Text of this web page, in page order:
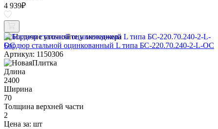
4 939₽
Наличие уточняйте у менеджера
Бордюр стальной оцинкованный L типа БС-220.70.240-2-L-ОС
Артикул: 1150306
Длина
2400
Ширина
70
Толщина верхней части
2
Цена за: шт